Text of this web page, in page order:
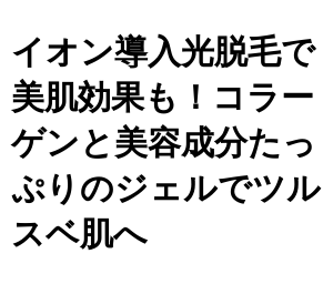
イオン導入光脱毛で
美肌効果も！コラー
ゲンと美容成分たっ
ぷりのジェルでツル
スベ肌へ